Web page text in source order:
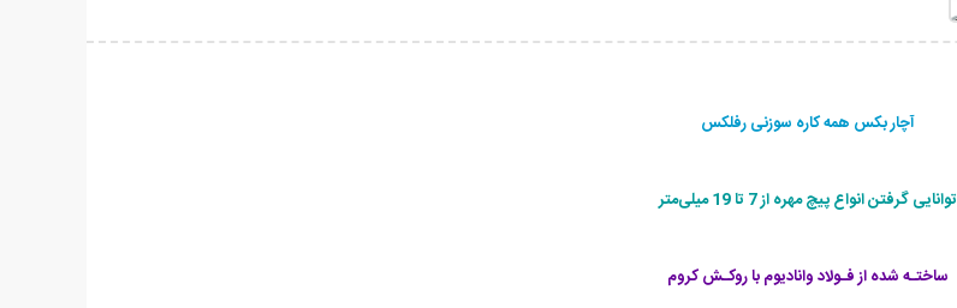
آچار بکس همه کاره سوزنی رفلکس
توانایی گرفتن انواع پیچ مهره از 7 تا 19 میلی‌متر
ساختـه شده از فـولاد وانادیوم با روکـش کروم